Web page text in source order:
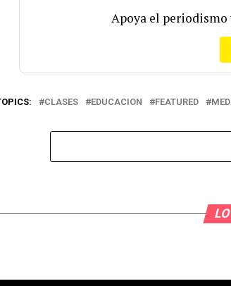
Apoya el periodismo
CLASES EDUCACION FEATURED